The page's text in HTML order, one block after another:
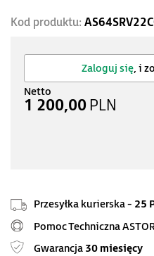
Kod produktu:
Zaloguj się, i
1 200,00 PLN
Przesyłka kurierska - 25
Pomoc Techniczna
Gwarancja 30 miesięcy